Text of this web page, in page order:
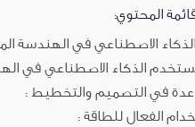
المحتوي:
الاصطناعي في الهندسة
الذكاء الاصطناعي في
في التصميم والتخطيط :
الفعال للطاقة :